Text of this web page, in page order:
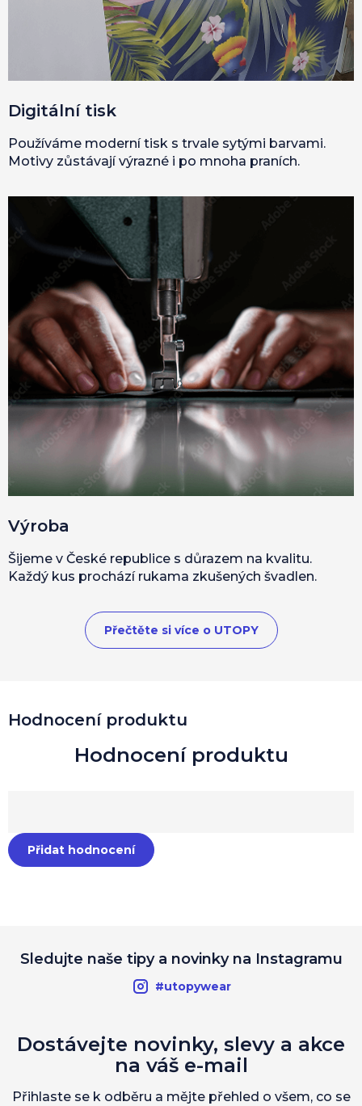
Hodnocení produktu
Přidat hodnocení
Digitální tisk
Používáme moderní tisk s trvale sytými barvami.
Motivy zůstávají výrazné i po mnoha praních.
Výroba
Šijeme v České republice s důrazem na kvalitu.
Každý kus prochází rukama zkušených švadlen.
Přečtěte si více o UTOPY
Sledujte naše tipy a novinky na Instagramu
#utopywear
Dostávejte novinky, slevy a akce
na váš e-mail
Přihlaste se k odběru a mějte přehled o všem, co se